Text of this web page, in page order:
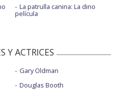
La patrulla canina: La dino
película
Y ACTRICES
Gary Oldman
Douglas Booth